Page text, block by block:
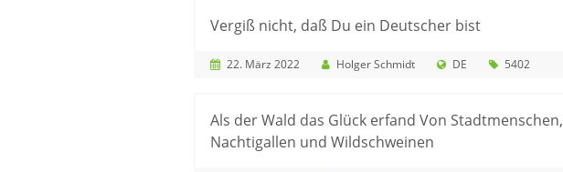
Vergiß nicht, daß Du ein Deutscher bist
22. März 2022 Holger Schmidt DE 5402
Als der Wald das Glück erfand Von Stadtmenschen,
Nachtigallen und Wildschweinen